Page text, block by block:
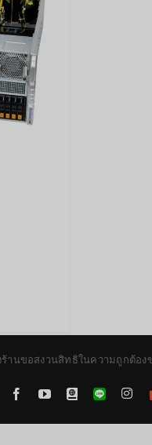
นขอสงวนสิทธิในความถูกต้อ
FacebookYouTube
Blogger
LINE